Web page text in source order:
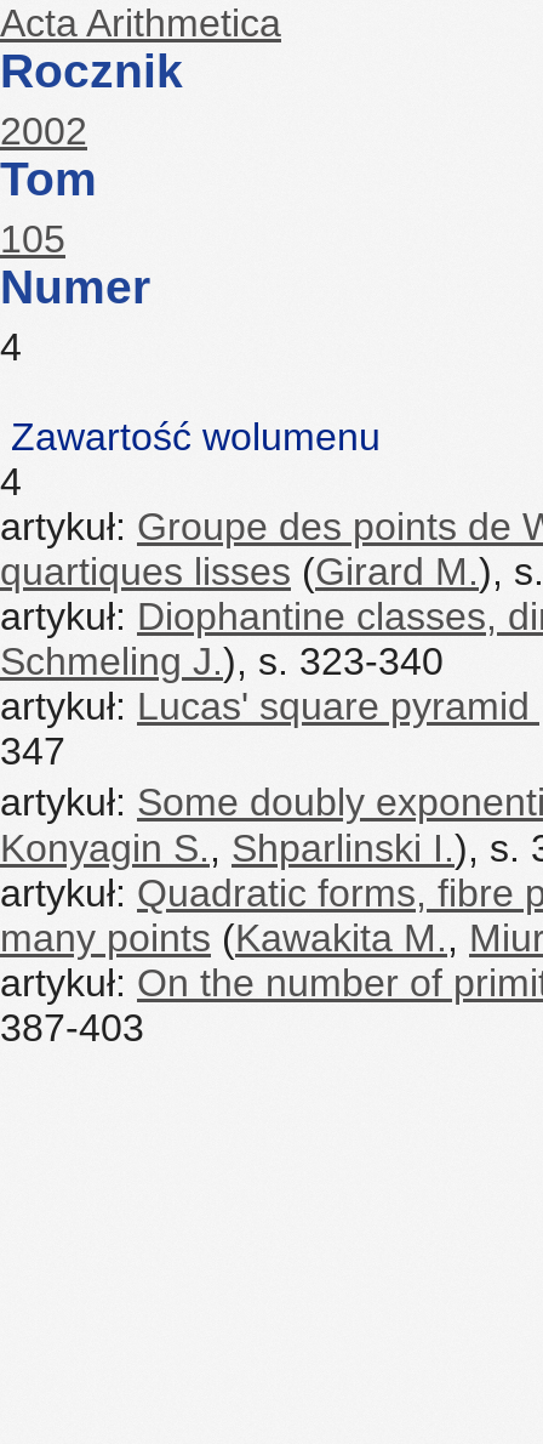
Acta Arithmetica
Rocznik
2002
Tom
105
Numer
4
Zawartość wolumenu
4
artykuł: Groupe des points de
quartiques lisses (Girard M.),
artykuł: Diophantine classes,
Schmeling J.), s. 323-340
artykuł: Lucas' square
347
artykuł: Some doubly
Konyagin S., Shparlinski I.), s.
artykuł: Quadratic forms, fibre
many points (Kawakita M.,
artykuł: On the number of
387-403